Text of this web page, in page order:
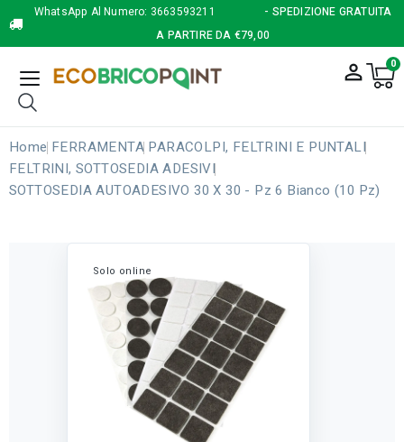
WhatsApp Al Numero: 3663593211
- SPEDIZIONE GRATUITA
A PARTIRE DA €79,00
person_outline 0
Home FERRAMENTA PARACOLPI, FELTRINI E PUNTALI
FELTRINI, SOTTOSEDIA ADESIVI
SOTTOSEDIA AUTOADESIVO 30 X 30 - Pz 6 Bianco (10 Pz)
Solo online